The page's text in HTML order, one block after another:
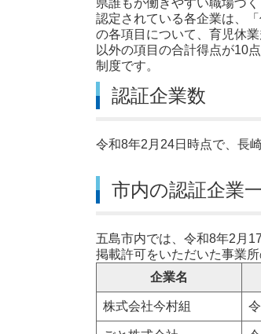
県誰もが働きやすい職場づ
認定されている各企業は、
の各項目について、育児休
以外の項目の合計得点が10
制度です。
認証企業数
令和8年2月24日時点で、長
市内の認証企業
五島市内では、令和8年2月
掲載許可をいただいた事業所
企業名
株式会社今村組